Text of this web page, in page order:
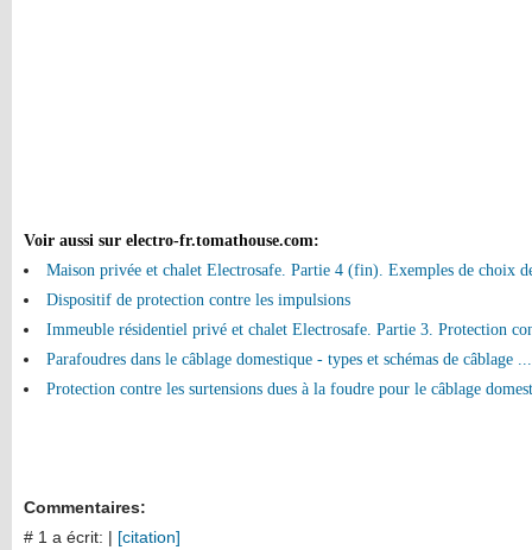
Voir aussi sur electro-fr.tomathouse.com:
Maison privée et chalet Electrosafe. Partie 4 (fin). Exemples de choix
Dispositif de protection contre les impulsions
Immeuble résidentiel privé et chalet Electrosafe. Partie 3. Protection
Parafoudres dans le câblage domestique - types et schémas de câblage ...
Protection contre les surtensions dues à la foudre pour le câblage
Commentaires:
# 1 a écrit: | [citation]